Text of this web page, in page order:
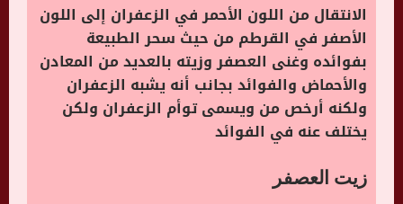
الانتقال من اللون الأحمر في الزعفران إلى اللون
الأصفر في القرطم من حيث سحر الطبيعة
بفوائده وغنى العصفر وزيته بالعديد من المعادن
والأحماض والفوائد بجانب أنه يشبه الزعفران
ولكنه أرخص من ويسمى توأم الزعفران ولكن
يختلف عنه في الفوائد
زيت العصفر